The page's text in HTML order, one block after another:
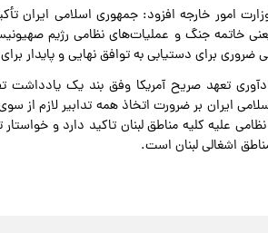
امور خارجه افزود: جمهوری اسلامی ایران
خاتمه جنگ و عملیات‌های نظامی رژیم
ضروری برای دستیابی به توافق نهایی و پایدار
ایران بر ضرورت اتخاذ همه تدابیر لازم از
علیه کلیه مناطق لبنان تاکید دارد و
اشغالی لبنان است.